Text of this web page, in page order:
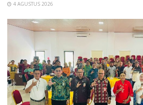
4 AGUSTUS 2026